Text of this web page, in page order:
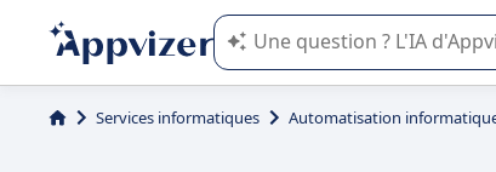
L'IA de Appvizer vous guide
Services informatiques Automatisation